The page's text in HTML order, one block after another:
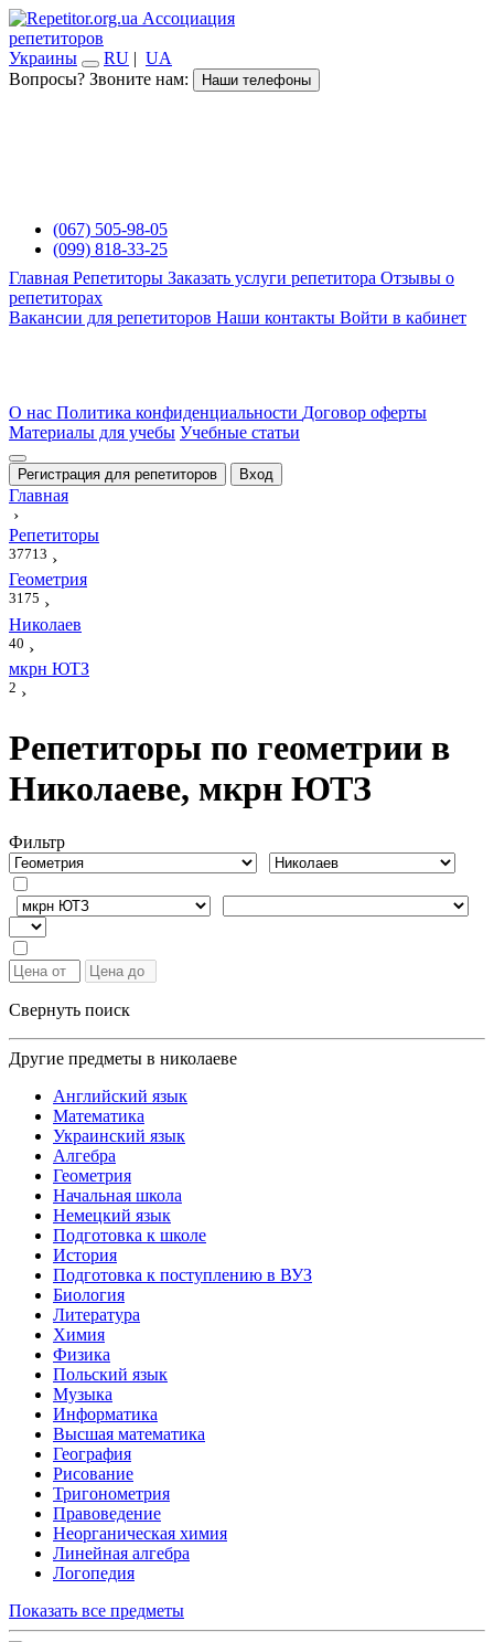
Ассоциация
репетиторов
Украины
RU | UA
Вопросы? Звоните нам:
Наши телефоны
(067) 505-98-05
(099) 818-33-25
Главная Репетиторы Заказать услуги репетитора Отзывы о
репетиторах
Вакансии для репетиторов Наши контакты Войти в кабинет
О нас Политика конфиденциальности Договор оферты
Материалы для учебы Учебные статьи
Регистрация для репетиторов Вход
Главная
›
Репетиторы
37713 ›
Геометрия
3175 ›
Николаев
40 ›
мкрн ЮТЗ
2 ›
Репетиторы по геометрии в
Николаеве, мкрн ЮТЗ
Фильтр
Свернуть поиск
Другие предметы в николаеве
Английский язык
Математика
Украинский язык
Алгебра
Геометрия
Начальная школа
Немецкий язык
Подготовка к школе
История
Подготовка к поступлению в ВУЗ
Биология
Литература
Химия
Физика
Польский язык
Музыка
Информатика
Высшая математика
География
Рисование
Тригонометрия
Правоведение
Неорганическая химия
Линейная алгебра
Логопедия
Показать все предметы